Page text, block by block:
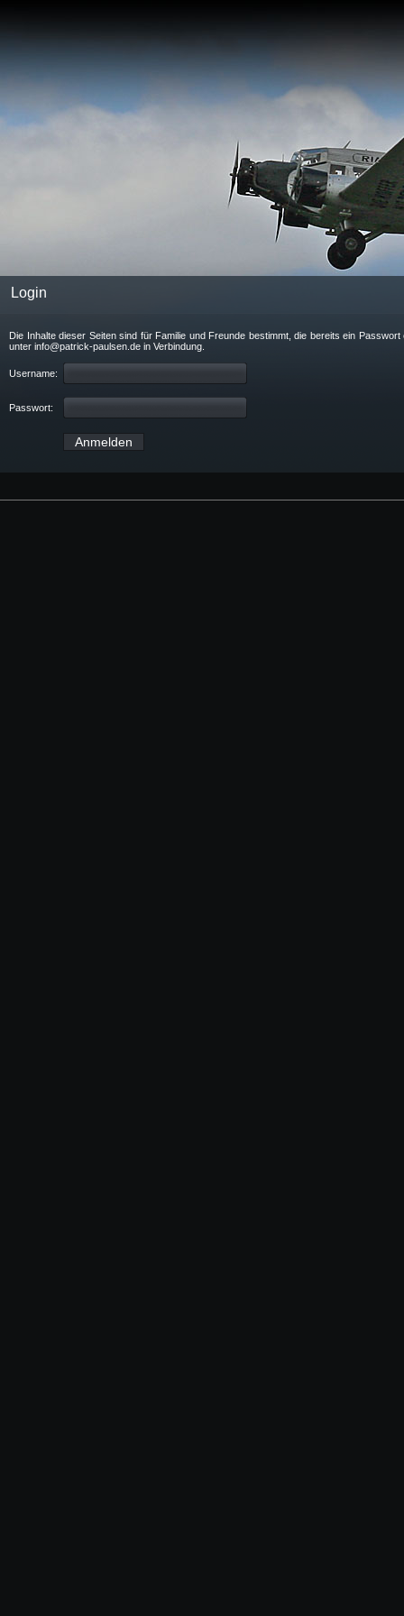
Login
Die Inhalte dieser Seiten sind für Familie und Freunde bestimmt, die bereits ein
unter info@patrick-paulsen.de in Verbindung.
Username:
Passwort: